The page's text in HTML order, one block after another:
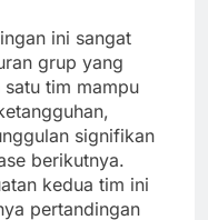
ini sangat
grup yang
tim mampu
signifikan
berikutnya.
kedua tim ini
pertandingan